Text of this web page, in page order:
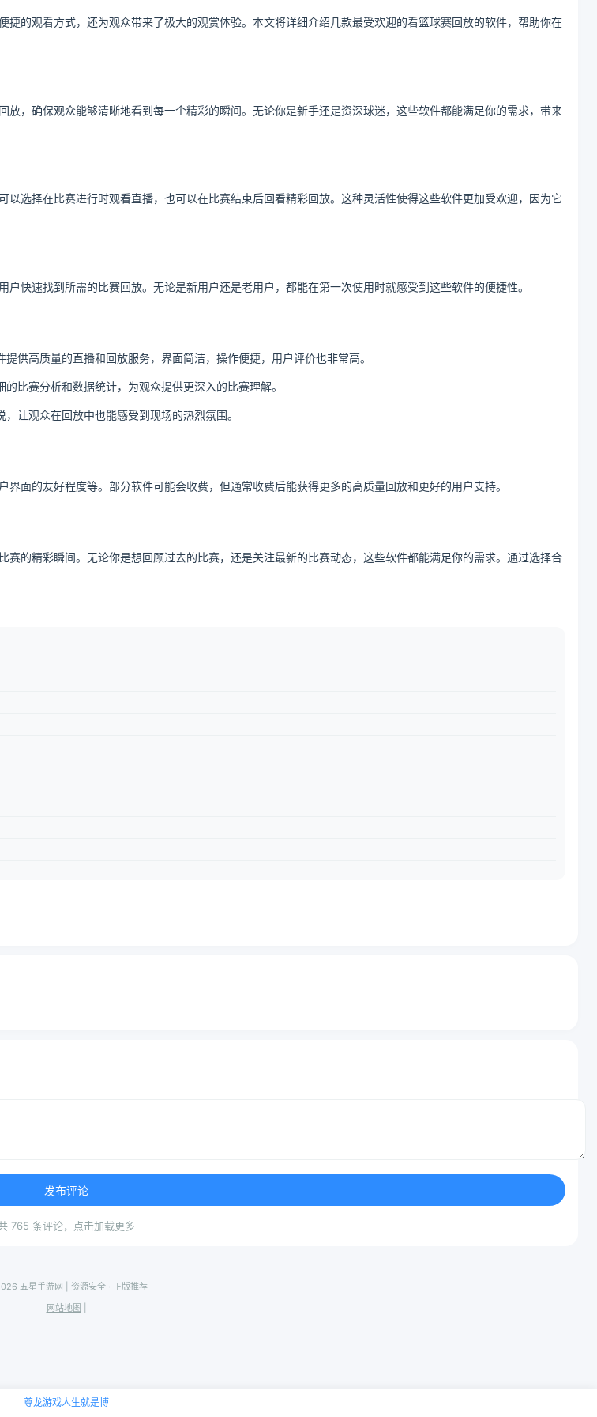
的观看方式，还为观众带来了极大的观赏体验。本文将详细介绍几款最受欢迎的看篮球赛回放的软件，帮助你在
，确保观众能够清晰地看到每一个精彩的瞬间。无论你是新手还是资深球迷，这些软件都能满足你的需求，带来
选择在比赛进行时观看直播，也可以在比赛结束后回看精彩回放。这种灵活性使得这些软件更加受欢迎，因为它
快速找到所需的比赛回放。无论是新用户还是老用户，都能在第一次使用时就感受到这些软件的便捷性。
供高质量的直播和回放服务，界面简洁，操作便捷，用户评价也非常高。
比赛分析和数据统计，为观众提供更深入的比赛理解。
让观众在回放中也能感受到现场的热烈氛围。
面的友好程度等。部分软件可能会收费，但通常收费后能获得更多的高质量回放和更好的用户支持。
的精彩瞬间。无论你是想回顾过去的比赛，还是关注最新的比赛动态，这些软件都能满足你的需求。通过选择合
发布评论
765 条评论，点击加载更多
尊龙游戏人生就是博
五星手游网 | 资源安全 · 正版推荐
网站地图